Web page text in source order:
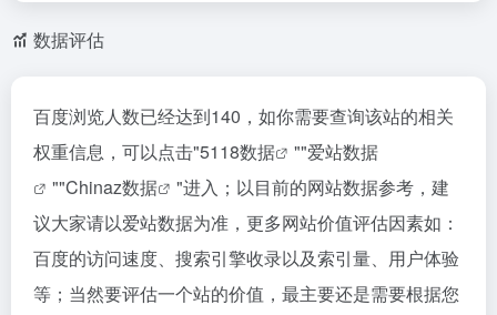
数据评估
百度浏览人数已经达到140，如你需要查询该站的相关
权重信息，可以点击"5118数据 ""爱站数据
""Chinaz数据
"进入；以目前的网站数据参考，建
议大家请以爱站数据为准，更多网站价值评估因素如：
百度的访问速度、搜索引擎收录以及索引量、用户体验
等；当然要评估一个站的价值，最主要还是需要根据您